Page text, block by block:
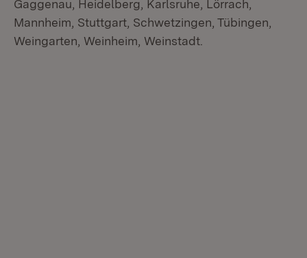
Gaggenau, Heidelberg, Karlsruhe, Lörrach,
Mannheim, Stuttgart, Schwetzingen, Tübingen,
Weingarten, Weinheim, Weinstadt.